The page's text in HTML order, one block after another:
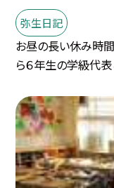
弥生日記
お昼の長い休み時
ら６年生の学級代